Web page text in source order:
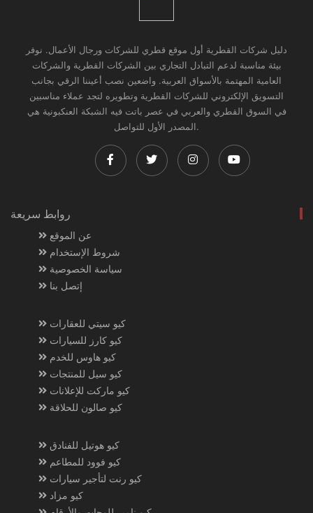
دليل شركات القطرية أول موقع قطري للشركات ورجال الأعمال. نوفر
بيئة مناسبة لدعم التبادل التجاري بين الشركات القطرية والشركات
العامية المهتمة بالأسواق العربية. واضعين نصب أعيننا الرقي بجانب
التسويق الإلكتروني للشركات القطرية وتطويره لتجد عملاء مناسبين
في السوق القطري والعربي في عصر باتت فيه الشبكة العنكبونية هي
المصدر الأول للتواصل.
روابط سريعة
عن الموقع
شروط الإستخدام
سياسة الخصوصية
إتصل بنا
كيو سيتي للعقارات
كيو كارز للسيارات
كيو هاوس للخدم
كيو سيل للمنتجات
كيو ماركت للإعلانات
كيو صالون للحلاقة
كيو هوتيل للفنادق
كيو فوود للمطاعم
كيو رنت لتأجير سيارات
كيو مزاد